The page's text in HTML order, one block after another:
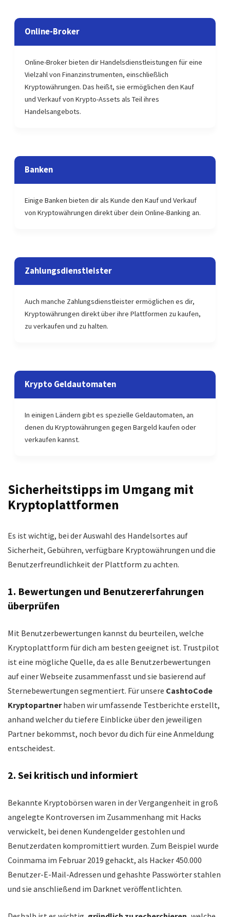
Online-Broker
Online-Broker bieten dir Handelsdienstleistungen für eine
Vielzahl von Finanzinstrumenten, einschließlich
Kryptowährungen. Das heißt, sie ermöglichen den Kauf
und Verkauf von Krypto-Assets als Teil ihres
Handelsangebots.
Banken
Einige Banken bieten dir als Kunde den Kauf und Verkauf
von Kryptowährungen direkt über dein Online-Banking an.
Zahlungsdienstleister
Auch manche Zahlungsdienstleister ermöglichen es dir,
Kryptowährungen direkt über ihre Plattformen zu kaufen,
zu verkaufen und zu halten.
Krypto Geldautomaten
In einigen Ländern gibt es spezielle Geldautomaten, an
denen du Kryptowährungen gegen Bargeld kaufen oder
verkaufen kannst.
Sicherheitstipps im Umgang mit
Kryptoplattformen
Es ist wichtig, bei der Auswahl des Handelsortes auf
Sicherheit, Gebühren, verfügbare Kryptowährungen und die
Benutzerfreundlichkeit der Plattform zu achten.
1. Bewertungen und Benutzererfahrungen
überprüfen
Mit Benutzerbewertungen kannst du beurteilen, welche
Kryptoplattform für dich am besten geeignet ist. Trustpilot
ist eine mögliche Quelle, da es alle Benutzerbewertungen
auf einer Webseite zusammenfasst und sie basierend auf
Sternebewertungen segmentiert. Für unsere CashtoCode
Kryptopartnerhaben wir umfassende Testberichte erstellt,
anhand welcher du tiefere Einblicke über den jeweiligen
Partner bekommst, noch bevor du dich für eine Anmeldung
entscheidest.
2. Sei kritisch und informiert
Bekannte Kryptobörsen waren in der Vergangenheit in groß
angelegte Kontroversen im Zusammenhang mit Hacks
verwickelt, bei denen Kundengelder gestohlen und
Benutzerdaten kompromittiert wurden. Zum Beispiel wurde
Coinmama im Februar 2019 gehackt, als Hacker 450.000
Benutzer-E-Mail-Adressen und gehashte Passwörter stahlen
und sie anschließend im Darknet veröffentlichten.